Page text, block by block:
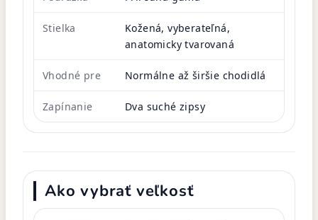
Stielka
Kožená, vyberateľná,
anatomicky tvarovaná
Vhodné pre Normálne až širšie chodidlá
Zapínanie Dva suché zipsy
Ako vybrať veľkosť